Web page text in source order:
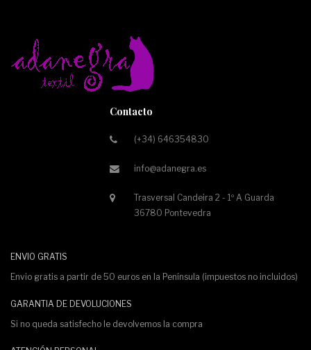
Contacto
(+34) 646354830
info@adanegra.es
Trasversal Candeira 2 - 1º A Guarda
36780 Pontevedra
ENVIO GRATIS
Envio gratis a partir de 50 euros en la Península (impuestos no incluidos)
GARANTIA DE DEVOLUCIONES
Si no queda satisfecho le devolvemos la compra